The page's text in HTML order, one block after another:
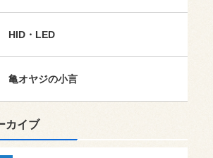
HID・LED
亀オヤジの小言
カイブ